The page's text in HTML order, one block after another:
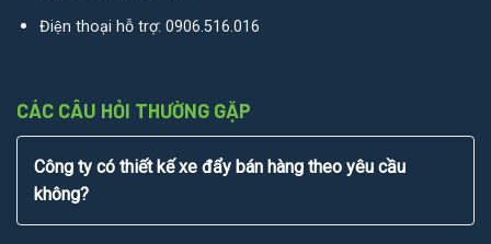
Điện thoại hỗ trợ: 0906.516.016
CÁC CÂU HỎI THƯỜNG GẶP
Công ty có thiết kế xe đẩy bán hàng theo yêu cầu
không?